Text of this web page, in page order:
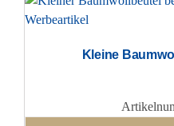
Kleine